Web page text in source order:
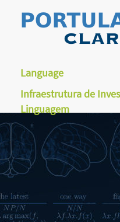
Language
Infraestrutura de
Linguagem